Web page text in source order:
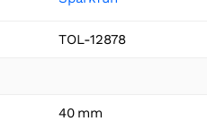
TOL-12878
40 mm